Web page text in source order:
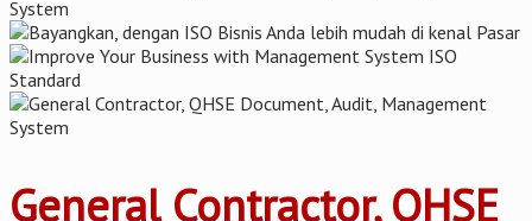
General Contractor, QHSE